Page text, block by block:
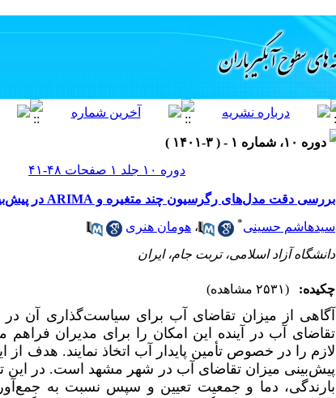
دوره ۱۰، شماره ۱ - ( ۳-۱۴۰۱ )
دوره ۱۰ جلد ۱ صفحات ۴۸-۴۱
بررسی دقت مدل‌های رگرسیون چند متغیره و ARIMA در پیش‌بینی تقاضای آب (مطالعه موردی: شهر مشهد)
سیدهاشم حسینی* ، هومان هنری
دانشگاه آزاد اسلامی، تربت جام، ایران
چکیده: (۲۵۳۱ مشاهده)
آگاهی از میزان تقاضای آب برای سیاست‌گذاری آن
تقاضای آب در آینده این امکان را برای مدیران فراهم
لازم را در خصوص تأمین پایدار آب اتخاذ نمایند. هدف
پیش‌بینی میزان تقاضای آب در شهر مشهد است. در این
بارندگی، دما و جمعیت تعیین و سپس نسبت به